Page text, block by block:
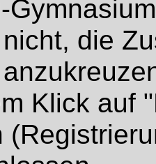
die
Klick auf